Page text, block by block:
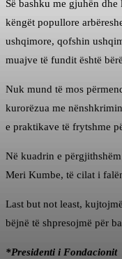
Së bashku me gjuhën
këngët popullore
ushqimore, qofshin
muajve të fundit është
Nuk mund të mos
kurorëzua me
e praktikave të frytshme
Në kuadrin e
Meri Kumbe, të cilat i
Last but not least,
bëjnë të shpresojmë për
*Presidenti i Fondacionit